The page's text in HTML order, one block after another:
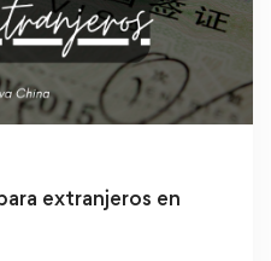
extranjeros en